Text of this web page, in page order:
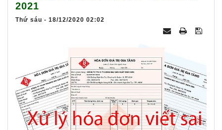
2021
Thứ sáu - 18/12/2020 02:02